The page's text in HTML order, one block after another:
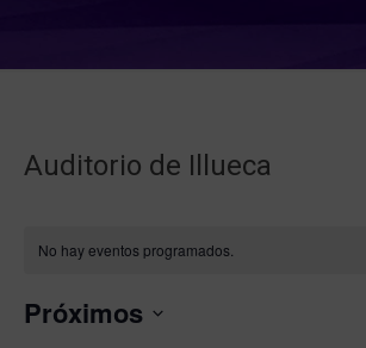
Auditorio de Illueca
No hay eventos programados.
Próximos